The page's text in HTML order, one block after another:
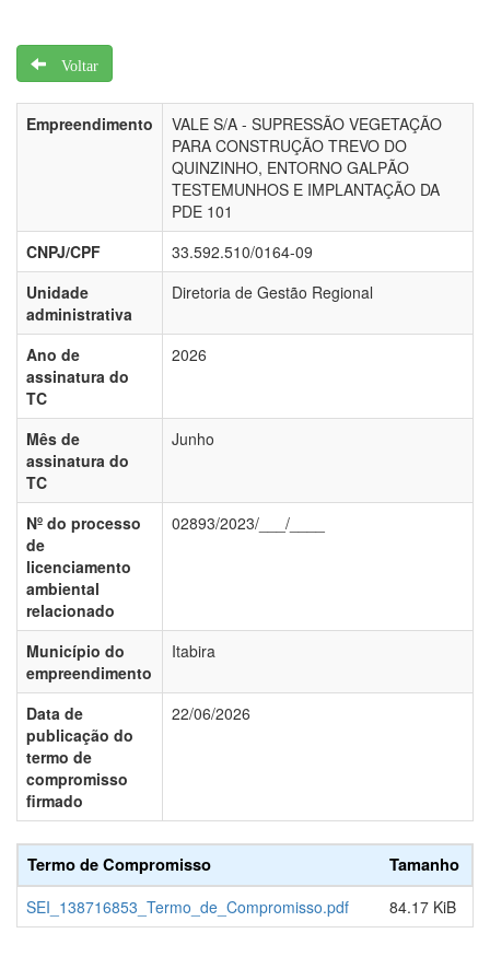
Voltar
Empreendimento
VALE S/A - SUPRESSÃO VEGETAÇÃO
PARA CONSTRUÇÃO TREVO DO
QUINZINHO, ENTORNO GALPÃO
TESTEMUNHOS E IMPLANTAÇÃO DA
PDE 101
CNPJ/CPF
33.592.510/0164-09
Unidade
administrativa
Diretoria de Gestão Regional
Ano de
assinatura do
TC
2026
Mês de
assinatura do
TC
Junho
Nº do processo
de
licenciamento
ambiental
relacionado
02893/2023/___/____
Município do
empreendimento
Itabira
Data de
publicação do
termo de
compromisso
firmado
22/06/2026
Termo de Compromisso Tamanho
SEI_138716853_Termo_de_Compromisso.pdf 84.17 KiB